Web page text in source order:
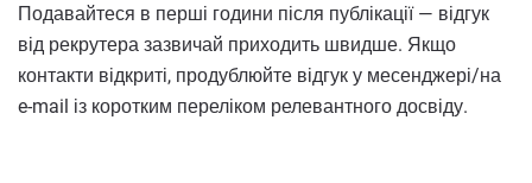
Подавайтеся в перші години після публікації — відгук
від рекрутера зазвичай приходить швидше. Якщо
контакти відкриті, продублюйте відгук у месенджері/на
e-mail із коротким переліком релевантного досвіду.